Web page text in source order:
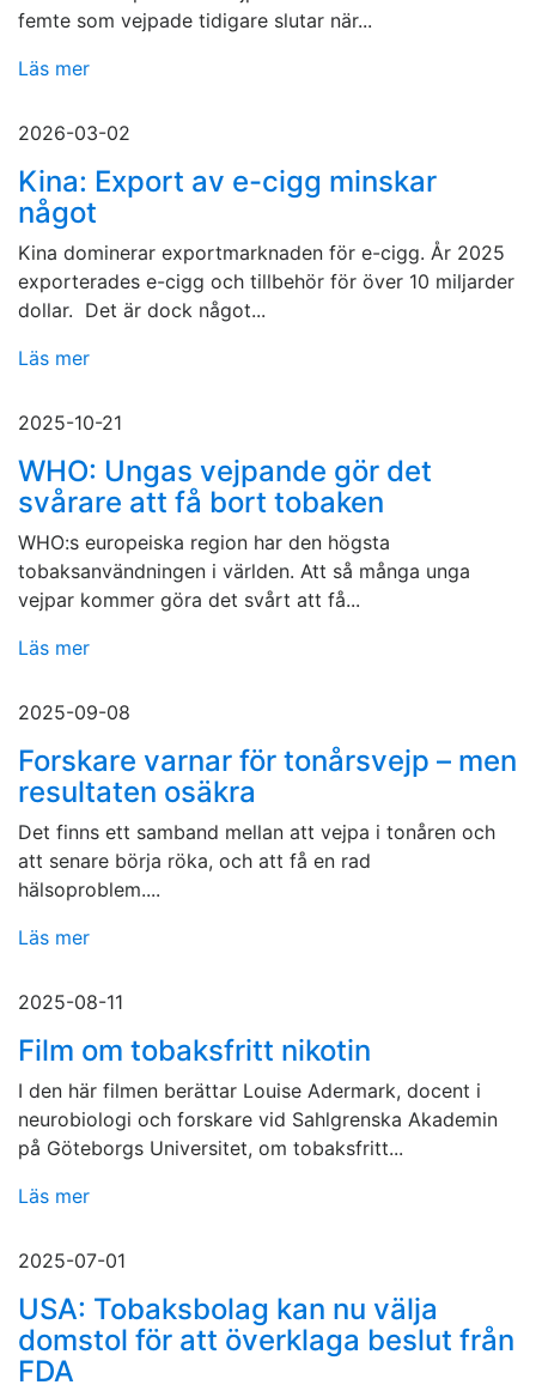
femte som vejpade tidigare slutar när...
Läs mer
2026-03-02
Kina: Export av e-cigg minskar
något
Kina dominerar exportmarknaden för e-cigg. År 2025
exporterades e-cigg och tillbehör för över 10 miljarder
dollar. Det är dock något...
Läs mer
2025-10-21
WHO: Ungas vejpande gör det
svårare att få bort tobaken
WHO:s europeiska region har den högsta
tobaksanvändningen i världen. Att så många unga
vejpar kommer göra det svårt att få...
Läs mer
2025-09-08
Forskare varnar för tonårsvejp – men
resultaten osäkra
Det finns ett samband mellan att vejpa i tonåren och
att senare börja röka, och att få en rad
hälsoproblem....
Läs mer
2025-08-11
Film om tobaksfritt nikotin
I den här filmen berättar Louise Adermark, docent i
neurobiologi och forskare vid Sahlgrenska Akademin
på Göteborgs Universitet, om tobaksfritt...
Läs mer
2025-07-01
USA: Tobaksbolag kan nu välja
domstol för att överklaga beslut från
FDA